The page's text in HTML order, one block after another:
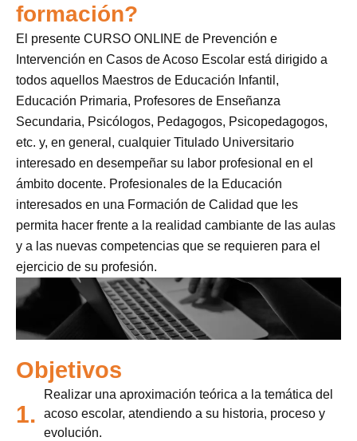
formación?
El presente CURSO ONLINE de Prevención e
Intervención en Casos de Acoso Escolar está dirigido a
todos aquellos Maestros de Educación Infantil,
Educación Primaria, Profesores de Enseñanza
Secundaria, Psicólogos, Pedagogos, Psicopedagogos,
etc. y, en general, cualquier Titulado Universitario
interesado en desempeñar su labor profesional en el
ámbito docente. Profesionales de la Educación
interesados en una Formación de Calidad que les
permita hacer frente a la realidad cambiante de las aulas
y a las nuevas competencias que se requieren para el
ejercicio de su profesión.
Objetivos
1.
Realizar una aproximación teórica a la temática del
acoso escolar, atendiendo a su historia, proceso y
evolución.